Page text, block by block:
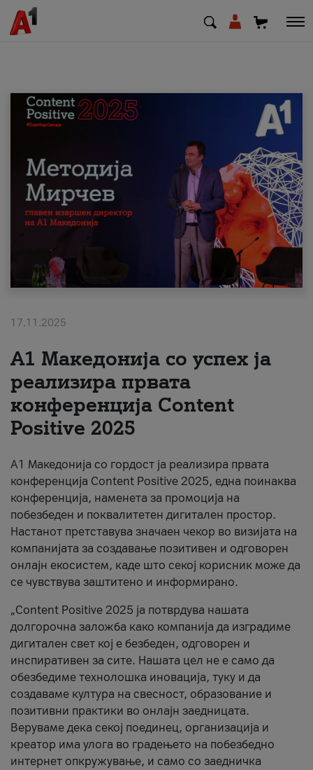
МК EN
Приватни Деловни
Поддршка
Надополни кредит
#ПодобарОнлајн
17.11.2025
А1 Македонија со успех ја
реализира првата
конференција Content
Positive 2025
А1 Македонија со гордост ја реализира првата
конференција Content Positive 2025, една поинаква
конференција, наменета за промоција на
побезбеден и поквалитетен дигитален простор.
Настанот претставува значаен чекор во визијата на
компанијата за создавање позитивен и одговорен
онлајн екосистем, каде што секој корисник може да
се чувствува заштитено и информирано.
„Content Positive 2025 ја потврдува нашата
долгорочна заложба како компанија да изградиме
дигитален свет кој е безбеден, одговорен и
инспиративен за сите. Нашата цел не е само да
обезбедиме технолошка иновација, туку и да
создаваме култура на свесност, образование и
позитивни практики во онлајн заедницата.
Веруваме дека секој поединец, организација и
креатор има улога во градењето на побезбедно
интернет опкружување, и само со заедничка